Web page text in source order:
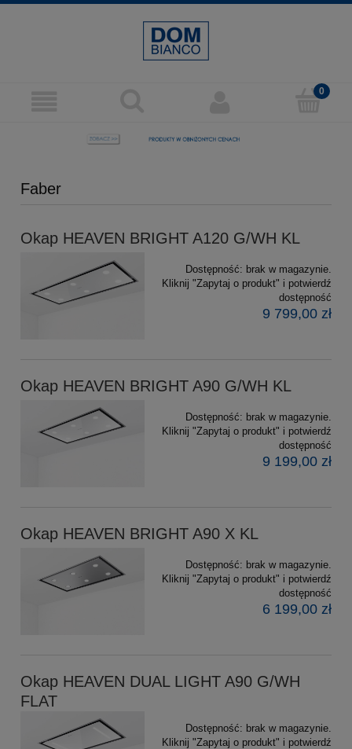
Faber
Okap HEAVEN BRIGHT A120 G/WH KL
Dostępność: brak w magazynie.
Kliknij "Zapytaj o produkt" i potwierdź
dostępność
9 799,00 zł
Okap HEAVEN BRIGHT A90 G/WH KL
Dostępność: brak w magazynie.
Kliknij "Zapytaj o produkt" i potwierdź
dostępność
9 199,00 zł
Okap HEAVEN BRIGHT A90 X KL
Dostępność: brak w magazynie.
Kliknij "Zapytaj o produkt" i potwierdź
dostępność
6 199,00 zł
Okap HEAVEN DUAL LIGHT A90 G/WH
FLAT
Dostępność: brak w magazynie.
Kliknij "Zapytaj o produkt" i potwierdź